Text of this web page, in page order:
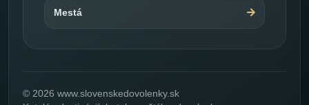
Mestá
© 2026 www.slovenskedovolenky.sk